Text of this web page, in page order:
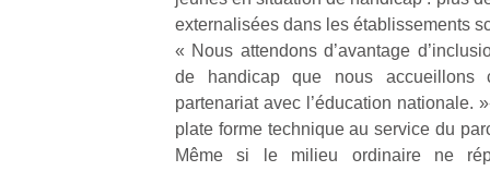
externalisées dans les établissements
« Nous attendons d’avantage
de handicap que nous
partenariat avec l’éducation nationale.
plate forme technique au service du
Même si le milieu ordinaire ne
…